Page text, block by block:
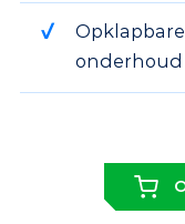
onderhoud